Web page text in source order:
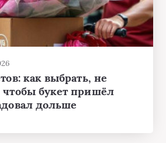
как выбрать, не
букет пришёл
дольше